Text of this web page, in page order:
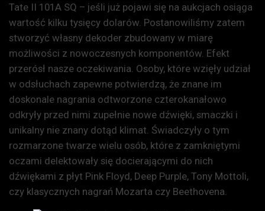
Tate II 101A SQ – jeśli już pojawi się na aukcjach osiąga
wartość kilku tysięcy dolarów. Postanowiliśmy zatem
stworzyć własny dekoder zbudowany w miarę
możliwości z nowoczesnych komponentów. Efekt
przerósł nasze oczekiwania. Osoby, które wzięły udział
w odsłuchach zapewne potwierdzą, że znane im
doskonale nagrania odtworzone czterokanałowo
odkryły przed nimi zupełnie nowe dźwięki, smaczki i
unikalny nie znany dotąd klimat. Świadczyły o tym
rozmarzone twarze wielu osób, które z zamkniętymi
oczami delektowały się docierającymi do nich
dźwiękami z płyt Pink Floyd, Deep Purple, Tony Mottoli,
czy klasycznych nagrań Mozarta czy Beethovena.